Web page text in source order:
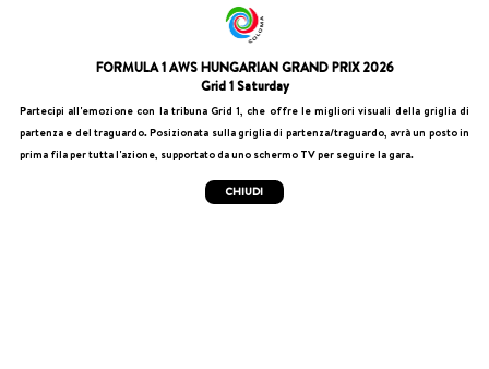
FORMULA 1 AWS HUNGARIAN GRAND PRIX 2026
Grid 1 Saturday
Partecipi all'emozione con la tribuna Grid 1, che offre le migliori visuali della griglia di
partenza e del traguardo. Posizionata sulla griglia di partenza/traguardo, avrà un posto in
prima fila per tutta l'azione, supportato da uno schermo TV per seguire la gara.
CHIUDI